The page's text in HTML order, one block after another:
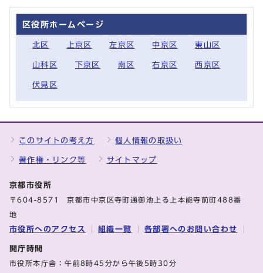
区役所ホームページ
北区 上京区 左京区 中京区 東山区
山科区 下京区 南区 右京区 西京区
伏見区
このサイトの考え方 個人情報の取扱い
著作権・リンク等 サイトマップ
京都市役所
〒604-8571 京都市中京区寺町通御池上る上本能寺前町488番
地
市役所へのアクセス 組織一覧 各部署へのお問い合わせ
開庁時間
市役所本庁舎：午前8時45分から午後5時30分